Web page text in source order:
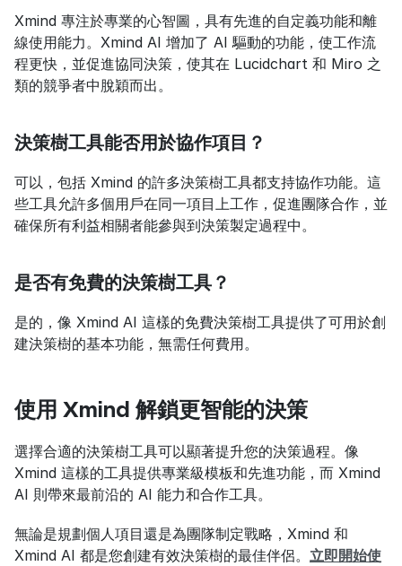
Xmind 專注於專業的心智圖，具有先進的自定義功能和離
線使用能力。Xmind AI 增加了 AI 驅動的功能，使工作流
程更快，並促進協同決策，使其在 Lucidchart 和 Miro 之
類的競爭者中脫穎而出。
決策樹工具能否用於協作項目？
可以，包括 Xmind 的許多決策樹工具都支持協作功能。這
些工具允許多個用戶在同一項目上工作，促進團隊合作，並
確保所有利益相關者能參與到決策製定過程中。
是否有免費的決策樹工具？
是的，像 Xmind AI 這樣的免費決策樹工具提供了可用於創
建決策樹的基本功能，無需任何費用。
使用 Xmind 解鎖更智能的決策
選擇合適的決策樹工具可以顯著提升您的決策過程。像
Xmind 這樣的工具提供專業級模板和先進功能，而 Xmind
AI 則帶來最前沿的 AI 能力和合作工具。
無論是規劃個人項目還是為團隊制定戰略，Xmind 和
Xmind AI 都是您創建有效決策樹的最佳伴侶。 立即開始使